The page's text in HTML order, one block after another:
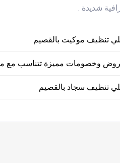
شديدة .
وخصومات مميزة تتناسب مع